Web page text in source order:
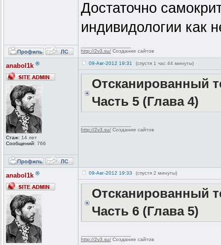
Достаточно
индивидологии как
http://2v3.su/ Создание сайтов
anabol1k ®
Стаж: 14 лет
Сообщений: 766
09-Авг-2012 19:31 (спустя 1 час 44 минуты)
Отсканированный
Часть 5 (Глава 4)
http://2v3.su/ Создание сайтов
anabol1k ® 09-Авг-2012 19:33 (спустя 2 минуты)
Отсканированный
Часть 6 (Глава 5)
http://2v3.su/ Создание сайтов